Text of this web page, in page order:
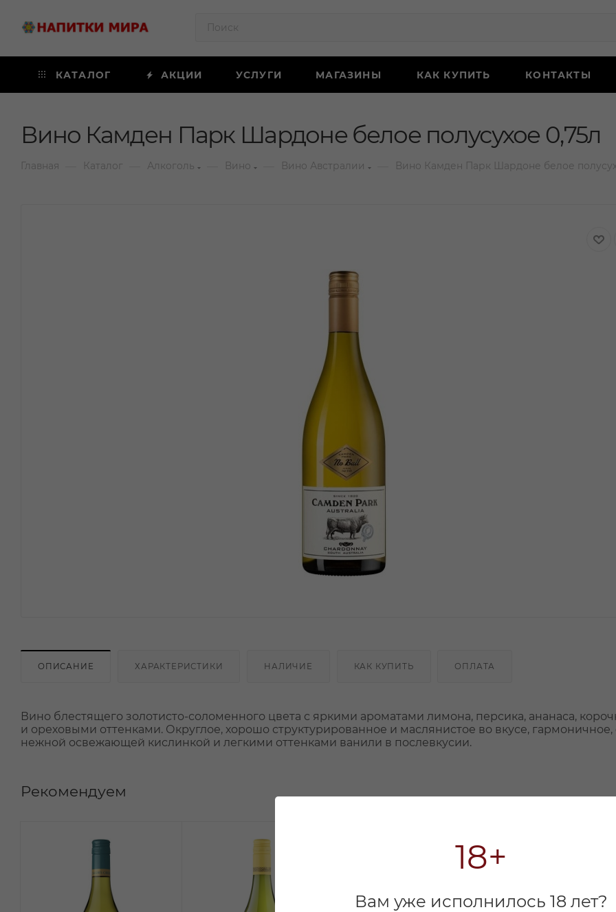
18+
Вам уже исполнилось 18 лет?
КАТАЛОГ АКЦИИ УСЛУГИ МАГАЗИНЫ КАК КУПИТЬ КОНТАКТЫ
Вино Камден Парк Шардоне белое полусухое 0,75л
Главная Каталог Алкоголь Вино Вино Австралии Вино Камден Парк Шардоне белое
ОПИСАНИЕ ХАРАКТЕРИСТИКИ НАЛИЧИЕ КАК КУПИТЬ ОПЛАТА
Вино блестящего золотисто-соломенного цвета с яркими ароматами лимона, персика, ананаса,
и ореховыми оттенками. Округлое, хорошо структурированное и маслянистое во вкусе, гармоничное,
нежной освежающей кислинкой и легкими оттенками ванили в послевкусии.
Рекомендуем